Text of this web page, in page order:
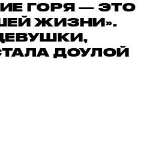
ГОРЯ — ЭТО
ЖИЗНИ».
ДОУЛОЙ